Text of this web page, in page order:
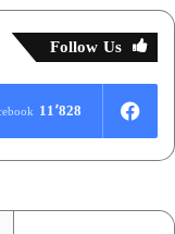
Follow Us
11٬828